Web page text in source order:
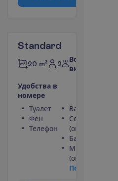
Standard
20 m² 2
Все
включено
Удобства в
номере
Туалет
Фен
Телефон
Ванна или душ
Сейф
(оплачивается)
Балкон
Мини-бар
(оплачивается)
По